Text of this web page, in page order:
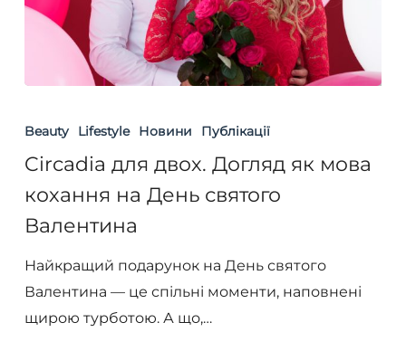
для
Догляд
як
мова
кохання
на
Beauty Lifestyle Новини Публікації
Circadia для двох. Догляд як мова
кохання на День святого
Валентина
Найкращий подарунок на День святого
Валентина — це спільні моменти, наповнені
щирою турботою. А що,…